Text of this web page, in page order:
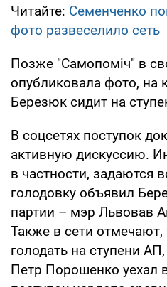
Читайте: Семенченко
фото развеселило сеть
Позже "Самопоміч" в
опубликовала фото, на
Березюк сидит на
В соцсетях поступок
активную дискуссию.
в частности, задаются
голодовку объявил
партии – мэр Львовав
Также в сети
голодать на ступени
Петр Порошенко уехал